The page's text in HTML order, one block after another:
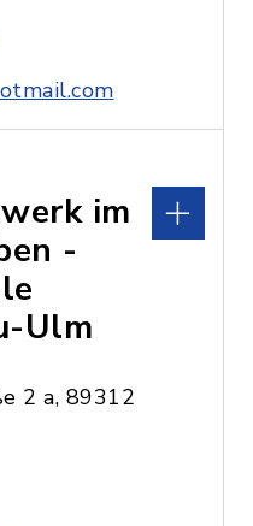
im
-
Ulm
2 a, 89312